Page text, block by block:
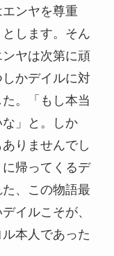
ンヤを尊重
します。そん
ヤは次第に頑
かデイルに対
。「もし本当
」と。しか
りませんでし
帰ってくるデ
、この物語最
イルこそが、
本人であった